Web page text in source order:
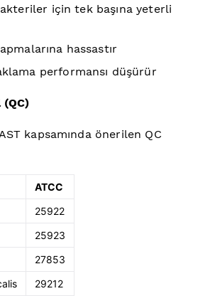
için tek başına yeterli
hassastır
performansı düşürür
kapsamında önerilen QC
ATCC
25922
25923
27853
29212